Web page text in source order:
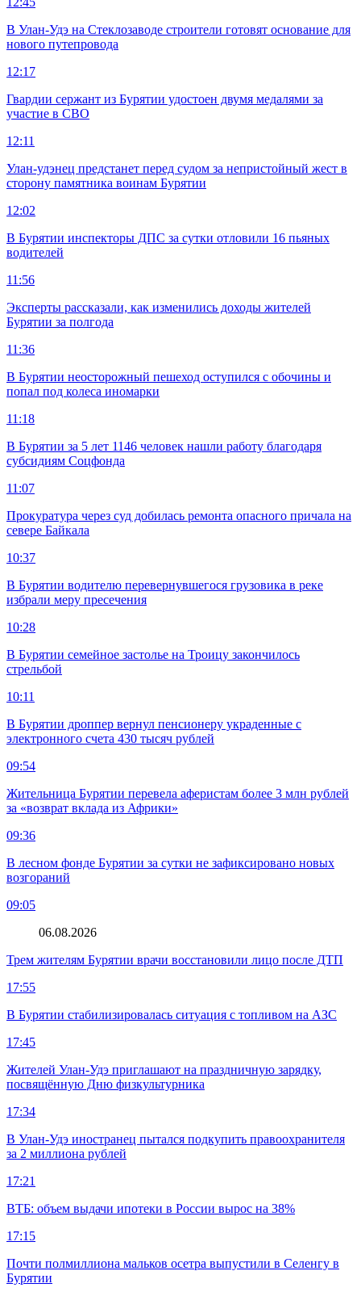
В Улан-Удэ на Стеклозаводе строители готовят основание для
нового путепровода
12:17
Гвардии сержант из Бурятии удостоен двумя медалями за
участие в СВО
12:11
Улан-удэнец предстанет перед судом за непристойный жест в
сторону памятника воинам Бурятии
12:02
В Бурятии инспекторы ДПС за сутки отловили 16 пьяных
водителей
11:56
Эксперты рассказали, как изменились доходы жителей
Бурятии за полгода
11:36
В Бурятии неосторожный пешеход оступился с обочины и
попал под колеса иномарки
11:18
В Бурятии за 5 лет 1146 человек нашли работу благодаря
субсидиям Соцфонда
11:07
Прокуратура через суд добилась ремонта опасного причала на
севере Байкала
10:37
В Бурятии водителю перевернувшегося грузовика в реке
избрали меру пресечения
10:28
В Бурятии семейное застолье на Троицу закончилось
стрельбой
10:11
В Бурятии дроппер вернул пенсионеру украденные с
электронного счета 430 тысяч рублей
09:54
Жительница Бурятии перевела аферистам более 3 млн рублей
за «возврат вклада из Африки»
09:36
В лесном фонде Бурятии за сутки не зафиксировано новых
возгораний
09:05
06.08.2026
Трем жителям Бурятии врачи восстановили лицо после ДТП
17:55
В Бурятии стабилизировалась ситуация с топливом на АЗС
17:45
Жителей Улан-Удэ приглашают на праздничную зарядку,
посвящённую Дню физкультурника
17:34
В Улан-Удэ иностранец пытался подкупить правоохранителя
за 2 миллиона рублей
17:21
ВТБ: объем выдачи ипотеки в России вырос на 38%
17:15
Почти полмиллиона мальков осетра выпустили в Селенгу в
Бурятии